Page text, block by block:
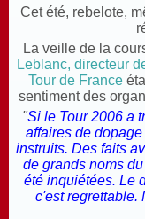
Cet été, rebelote,
La veille de la
Leblanc, directeur
Tour de France
sentiment des
"Si le Tour 2006 a
affaires de
instruits. Des faits
de grands noms
été inquiétées. Le
c'est regrettable.